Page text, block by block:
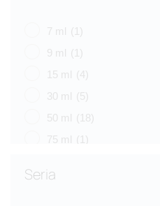
7 ml
(1)
9 ml
(1)
15 ml
(4)
30 ml
(5)
50 ml
(18)
75 ml
(1)
125 ml
Seria